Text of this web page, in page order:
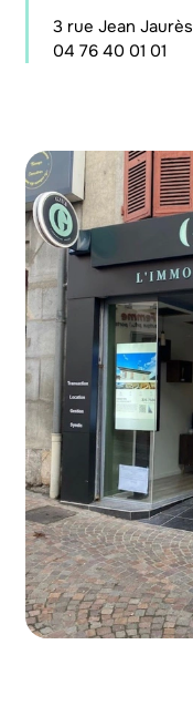
3 rue Jean Jaurès
04 76 40 01 01